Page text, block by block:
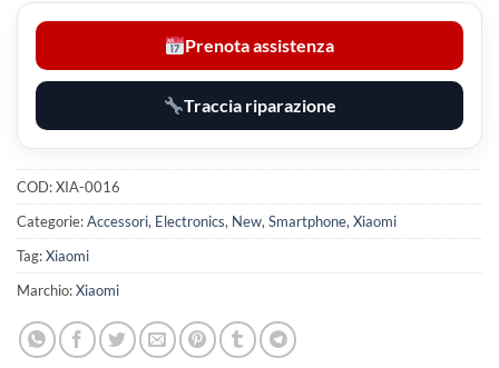
Prenota assistenza
Traccia riparazione
COD:XIA-0016
Categorie:Accessori, Electronics, New, Smartphone, Xiaomi
Tag:Xiaomi
Marchio:Xiaomi